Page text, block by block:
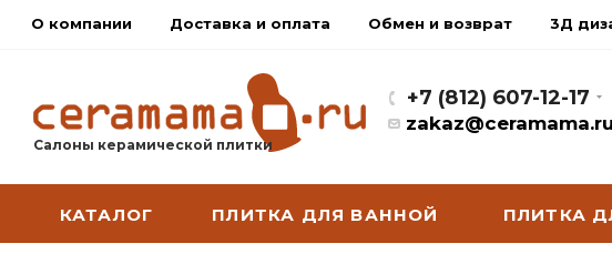
О компании Доставка и оплата Обмен и возврат 3Д
Салоны керамической плитки
+7 (812) 607-12-17
zakaz@ceramama.ru
КАТАЛОГ ПЛИТКА ДЛЯ ВАННОЙ ПЛИТКА